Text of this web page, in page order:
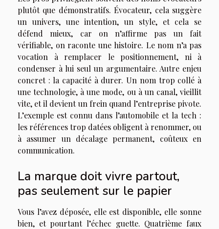
plutôt que démonstratifs. Évocateur, cela suggère
un univers, une intention, un style, et cela se
défend mieux, car on n’affirme pas un fait
vérifiable, on raconte une histoire. Le nom n’a pas
vocation à remplacer le positionnement, ni à
condenser à lui seul un argumentaire. Autre enjeu
concret : la capacité à durer. Un nom trop collé à
une technologie, à une mode, ou à un canal, vieillit
vite, et il devient un frein quand l’entreprise pivote.
L’exemple est connu dans l’automobile et la tech :
les références trop datées obligent à renommer, ou
à assumer un décalage permanent, coûteux en
communication.
La marque doit vivre partout,
pas seulement sur le papier
Vous l’avez déposée, elle est disponible, elle sonne
bien, et pourtant l’échec guette. Quatrième faux